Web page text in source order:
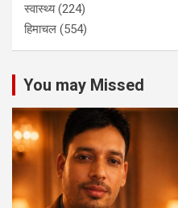
स्वास्थ्य(224)
हिमाचल (554)
You may Missed